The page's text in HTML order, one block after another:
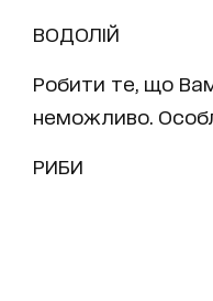
ВОДОЛІЙ
Робити те, що
неможливо.
РИБИ